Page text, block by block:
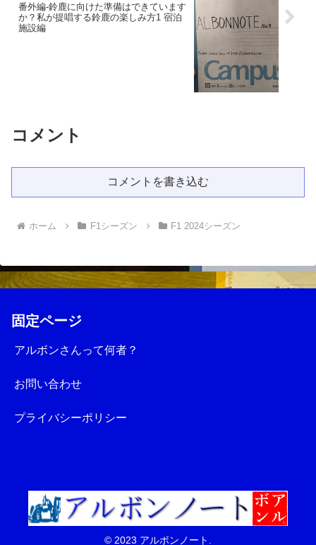
番外編-鈴鹿に向けた準備はできています
か？私が提唱する鈴鹿の楽しみ方1 宿泊
施設編
コメント
コメントを書き込む
ホーム F1シーズン F1 2024シーズン
固定ページ
アルボンさんって何者？
お問い合わせ
プライバシーポリシー
© 2023 アルボンノート.